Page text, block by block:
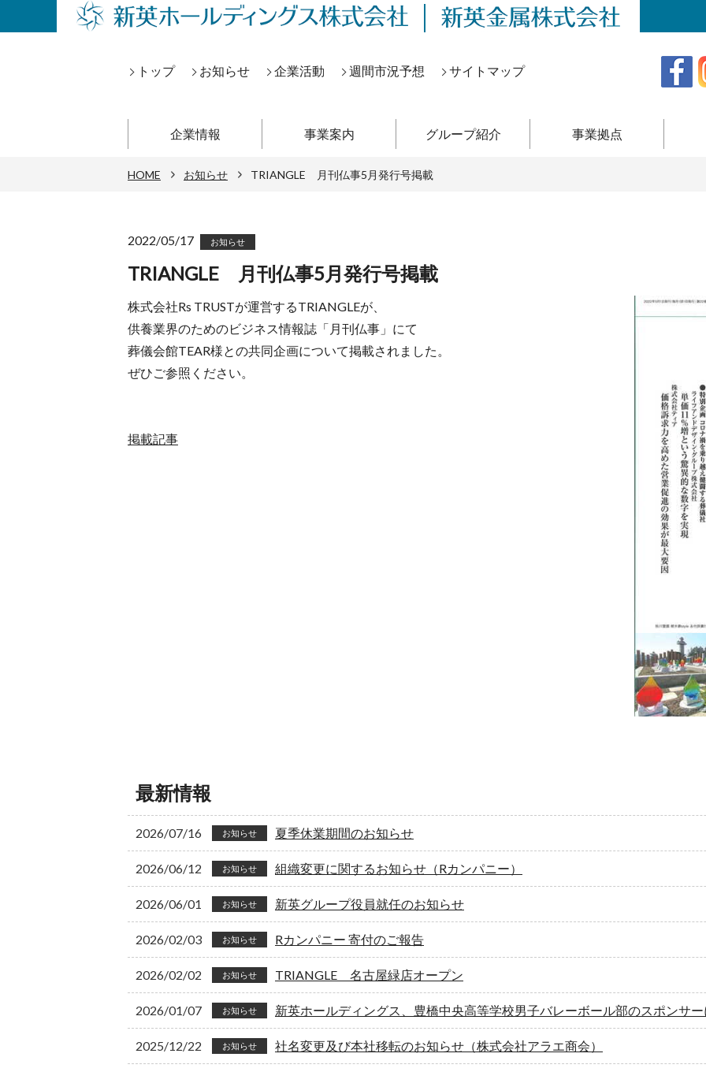
トップ お知らせ 企業活動 週間市況予想 サイトマップ
企業情報 事業案内 グループ紹介 事業拠点
HOME お知らせ TRIANGLE 月刊仏事5月発行号掲載
2022/05/17 お知らせ
TRIANGLE 月刊仏事5月発行号掲載
株式会社Rs TRUSTが運営するTRIANGLEが、
供養業界のためのビジネス情報誌「月刊仏事」にて
葬儀会館TEAR様との共同企画について掲載されました。
ぜひご参照ください。
掲載記事
最新情報
2026/07/16 お知らせ 夏季休業期間のお知らせ
2026/06/12 お知らせ 組織変更に関するお知らせ（Rカンパニー）
2026/06/01 お知らせ 新英グループ役員就任のお知らせ
2026/02/03 お知らせ Rカンパニー 寄付のご報告
2026/02/02 お知らせ TRIANGLE 名古屋緑店オープン
2026/01/07 お知らせ 新英ホールディングス、豊橋中央高等学校男子バレーボール部のスポンサ
2025/12/22 お知らせ 社名変更及び本社移転のお知らせ（株式会社アラエ商会）